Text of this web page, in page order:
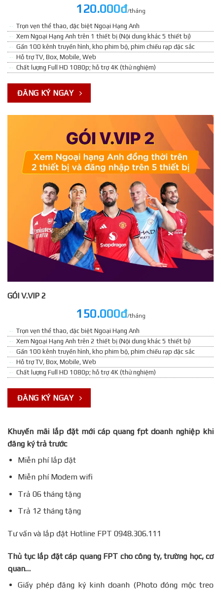
120.000đ/tháng
Trọn vẹn thể thao, đặc biệt Ngoại Hạng Anh
Xem Ngoại Hạng Anh trên 1 thiết bị (Nội dung khác 5 thiết bị)
Gần 100 kênh truyền hình, kho phim bộ, phim chiếu rạp đặc sắc
Hỗ trợ TV, Box, Mobile, Web
Chất lượng Full HD 1080p; hỗ trợ 4K (thử nghiệm)
ĐĂNG KÝ NGAY
GÓI V.VIP 2
150.000đ/tháng
Trọn vẹn thể thao, đặc biệt Ngoại Hạng Anh
Xem Ngoại Hạng Anh trên 2 thiết bị (Nội dung khác 5 thiết bị)
Gần 100 kênh truyền hình, kho phim bộ, phim chiếu rạp đặc sắc
Hỗ trợ TV, Box, Mobile, Web
Chất lượng Full HD 1080p; hỗ trợ 4K (thử nghiệm)
ĐĂNG KÝ NGAY
Khuyến mãi lắp đặt mới cáp quang fpt doanh nghiệp khi
đăng ký trả trước
Miễn phí lắp đặt
Miễn phí Modem wifi
Trả 06 tháng tặng
Trả 12 tháng tặng
Tư vấn và lắp đặt Hotline FPT 0948.306.111
Thủ tục lắp đặt cáp quang FPT cho công ty, trường học, cơ
quan…
Giấy phép đăng ký kinh doanh (Photo đóng mộc treo